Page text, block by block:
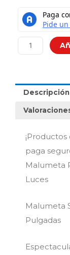
Patineta
Electrica
10"
Bluetooth
Descripción
paga
Malumeta
Luces
Malumeta
Pulgadas